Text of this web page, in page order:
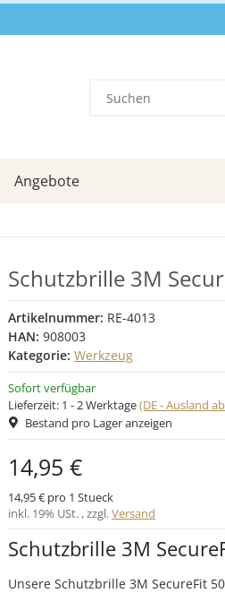
Angebote
Schutzbrille 3M
Artikelnummer: RE-4013
HAN: 908003
Kategorie: Werkzeug
Sofort verfügbar
Lieferzeit: 1 - 2 Werktage(DE - Ausland
Bestand pro Lager anzeigen
14,95 €
14,95 € pro 1 Stueck
inkl. 19% USt. , zzgl.Versand
Schutzbrille 3M
Unsere Schutzbrille 3M SecureFit